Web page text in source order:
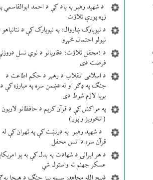
د شهید رهبر په یاد کې د احمد ابوالقاسمي
زړه پورې تلاؤت
د نیویارک ښاروال: په نیویارک کې د
نیولو احتمال څېړو
د ؛محفل تلاؤت؛ دقاریانو د نوي نسل
فرصت دی
د اسلامی انقلاب د رهبر د حکم اطاعت د
جنګ په ډګر او له دښمن سره په مبارزه کې د
بریا لازم شرط دی
په مراکش کې د قرآن کریم د حافظانو لاریون
(انځوریز راپور)
د شهید رهبر په درنښت کې په تهران کې له
قرآن سره د انس محفل
د هر ایرانی د شهادت په بدل کې به یو
عسکر جهنم ته واستول شي
د